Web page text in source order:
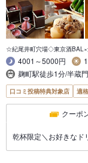
☆紀尾井町穴場◇東京酒
4001～5000円
麹町駅徒歩1分/半蔵
口コミ投稿特典対象店 適
クーポ
乾杯限定＼お好きなド